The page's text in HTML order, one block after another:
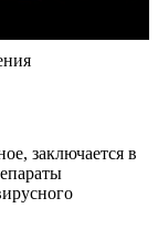
заключается в